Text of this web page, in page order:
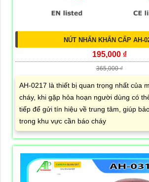
NÚT NHẤN KHẨN CẤP AH-
195,000 ₫
365,000 ₫
AH-0217 là thiết bị quan trọng nhất của
cháy, khi gặp hỏa hoạn người dùng có
tiếp để gửi tín hiệu về trung tâm, giúp
trong khu vực cần báo cháy